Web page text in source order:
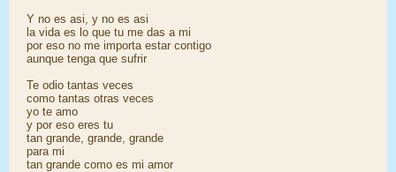
Y no es asi, y no es asi
la vida es lo que tu me das a mi
por eso no me importa estar contigo
aunque tenga que sufrir
Te odio tantas veces
como tantas otras veces
yo te amo
y por eso eres tu
tan grande, grande, grande
para mi
tan grande como es mi amor